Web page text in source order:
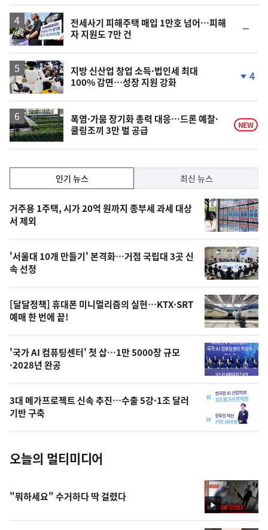
일
전세사기 피해주택 매입 1만호 넘어…피해
자 지원도 7만 건
일
지방 신산업 창업 소득·법인세 최대
100% 감면…성장 지원 강화
하
락
4
폭염·가뭄 장기화 총력 대응…드론 예찰·
쿨링조끼 3만 벌 공급
NEW
기,
최
신,
오
늘
의
영
상
오
의
사
진
인기 뉴스 최신 뉴스
인
기
뉴
스
거주용 1주택, 시가 20억 원까지 종부세 과세 대상
서 제외
'서울대 10개 만들기' 본격화…거점 국립대 3곳 신
속 선정
[달달정책] 휴대폰 미니멀리즘의 실현…KTX·SRT
예매 한 번에 끝!
'국가 AI 컴퓨팅센터' 첫 삽…1만 5000장 규모
·2028년 완공
3대 메가프로젝트 신속 추진…수출 5강·1조 달러
기반 구축
오늘의 멀티미디어
영
상
"뭐하세요" 수거하다 딱 걸렸다